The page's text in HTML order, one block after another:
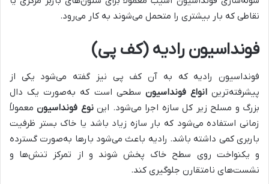
نقاطی که بار بیشتری را متحمل می‌شوند به کار می‌رود.
فونداسیون رادیه (کف پی)
فونداسیون رادیه که به آن کف پی نیز گفته می‌شود یکی از
پیشرفته‌ترین انواع فونداسیون سطحی است که به‌صورت یک دال
بزرگ و مسلح زیر کل سازه اجرا می‌شود. ایننوع فونداسیونمعمولاً
زمانی استفاده می‌شود که بار سازه زیاد باشد یا خاک بستر ظرفیت
باربری کمی داشته باشد. رادیه باعث می‌شود بارها به‌صورت گسترده
و یکنواخت روی سطح خاک پخش شوند و از تمرکز تنش‌ها و
نشست‌های نامتقارن جلوگیری کند.